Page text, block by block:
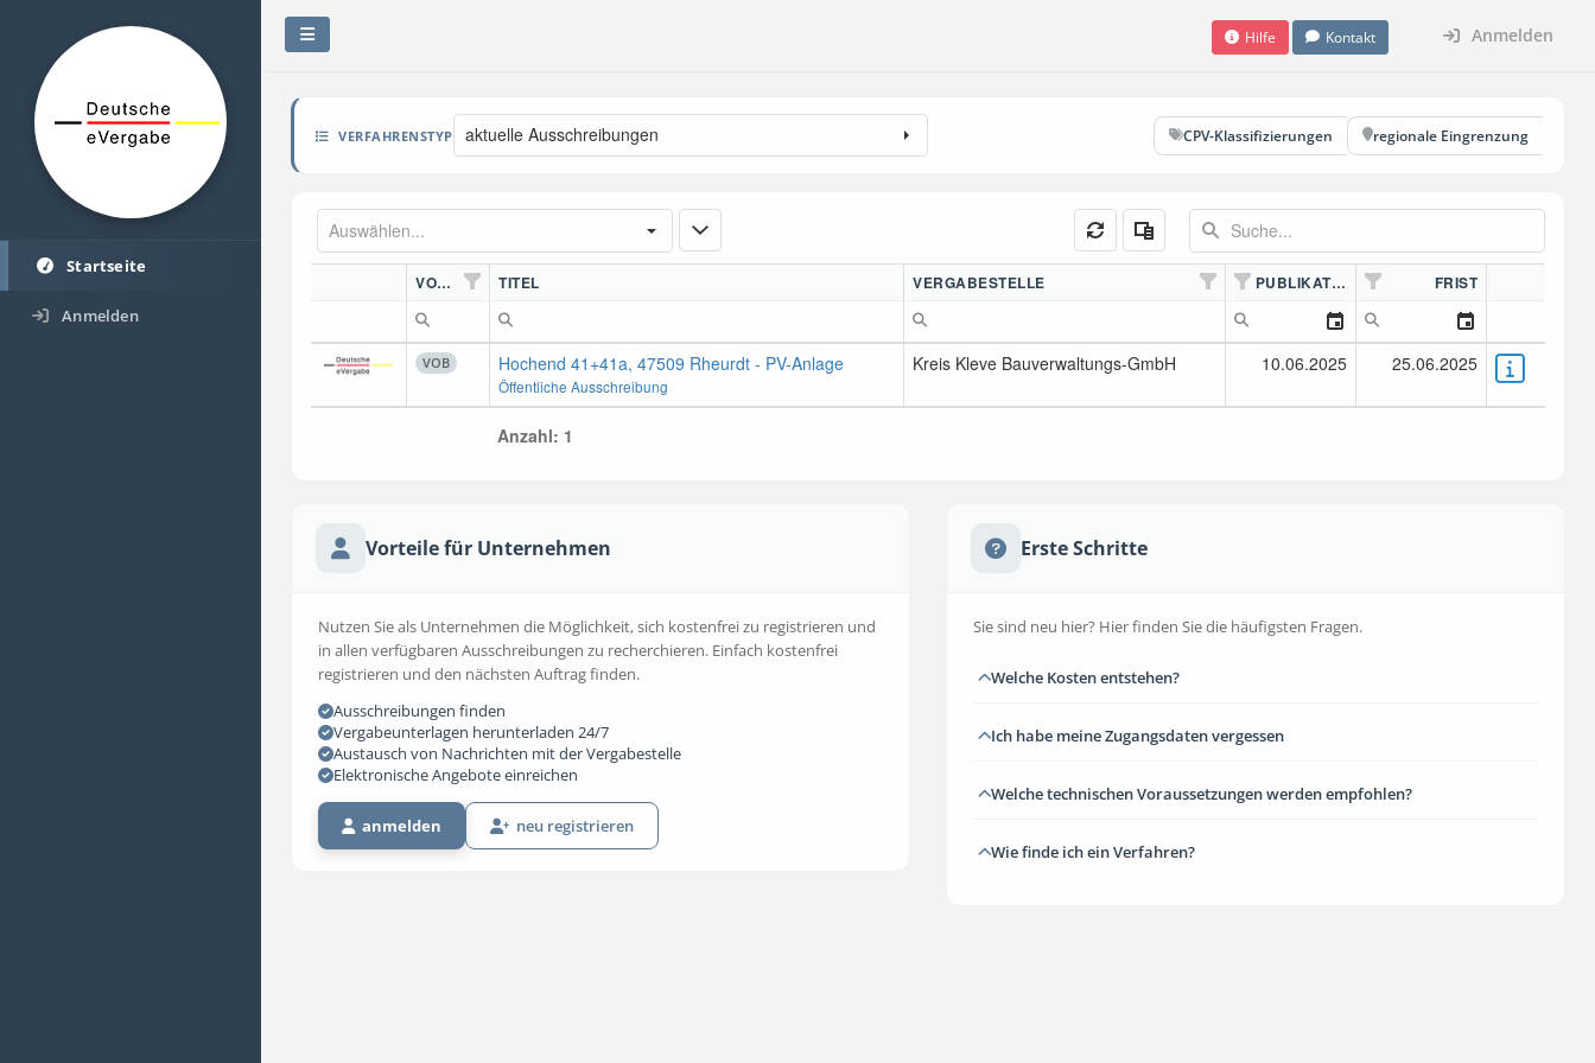
Startseite
Anmelden
Hilfe Kontakt Anmelden
VERFAHRENSTYP aktuelle Ausschreibungen CPV-Klassifizierungen regionale Eingrenzung
VORDN. TITEL VERGABESTELLE PUBLIKATION FRIST
VOB Hochend 41+41a, 47509 Rheurdt - PV-Anlage
Öffentliche Ausschreibung
Kreis Kleve Bauverwaltungs-GmbH 10.06.2025 25.06.2025
Anzahl: 1
Vorteile für Unternehmen
Nutzen Sie als Unternehmen die Möglichkeit, sich kostenfrei zu registrieren und
in allen verfügbaren Ausschreibungen zu recherchieren. Einfach kostenfrei
registrieren und den nächsten Auftrag finden.
Ausschreibungen finden
Vergabeunterlagen herunterladen 24/7
Austausch von Nachrichten mit der Vergabestelle
Elektronische Angebote einreichen
anmelden neu registrieren
Erste Schritte
Sie sind neu hier? Hier finden Sie die häufigsten Fragen.
Welche Kosten entstehen?
Ich habe meine Zugangsdaten vergessen
Welche technischen Voraussetzungen werden empfohlen?
Wie finde ich ein Verfahren?